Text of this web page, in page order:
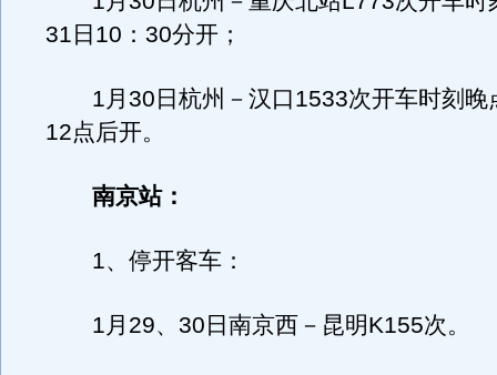
31日10：30分开；
1月30日杭州－汉口1533次开车时刻晚
12点后开。
南京站：
1、停开客车：
1月29、30日南京西－昆明K155次。